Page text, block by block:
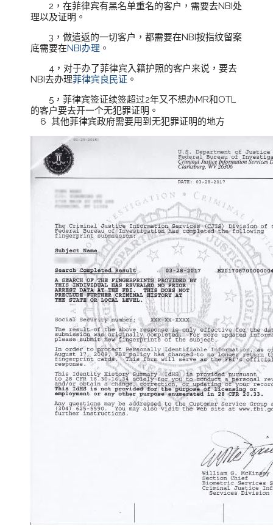
2，在菲律宾有黑名单重名的客户，需要去NBI处
理以及证明。
3，做遣返的一切客户，都需要在NBI按指纹留案
底需要在NBI办理 。
4，对于办了菲律宾入籍护照的客户来说，要去
NBI去办理菲律宾良民证 。
5，菲律宾签证续签超过2年又不想办MR和OTL
的客户要去开一个无犯罪证明。
6 其他菲律宾政府需要用到无犯罪证明的地方